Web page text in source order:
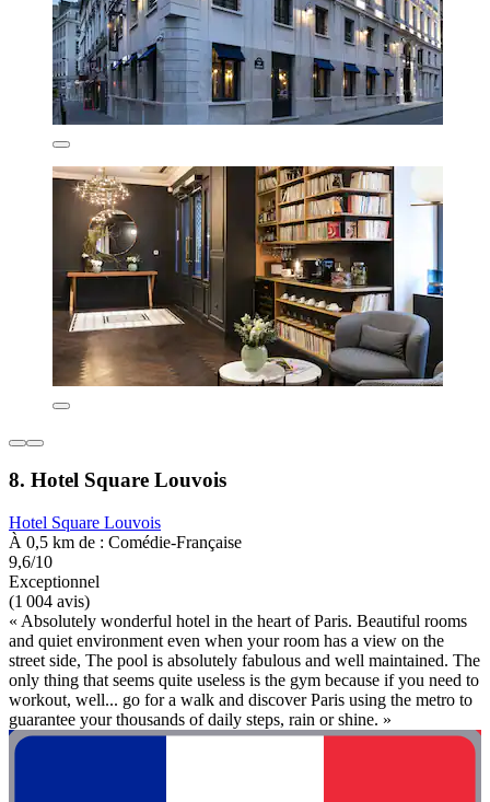
8. Hotel Square Louvois
Hotel Square Louvois
À 0,5 km de : Comédie-Française
9,6/10
Exceptionnel
(1 004 avis)
« Absolutely wonderful hotel in the heart of Paris. Beautiful rooms
and quiet environment even when your room has a view on the
street side, The pool is absolutely fabulous and well maintained. The
only thing that seems quite useless is the gym because if you need to
workout, well... go for a walk and discover Paris using the metro to
guarantee your thousands of daily steps, rain or shine. »